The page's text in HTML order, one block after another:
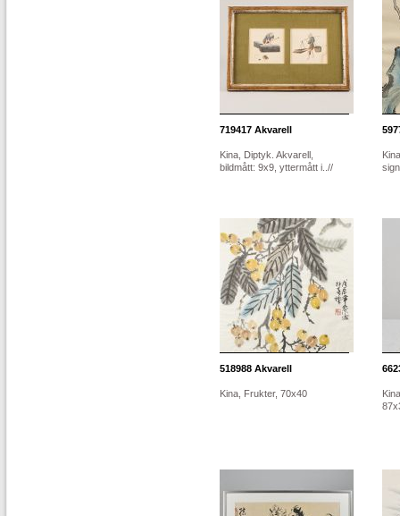
719417 Akvarell
Kina, Diptyk. Akvarell,
bildmått: 9x9, yttermått i..//
518988 Akvarell
Kina, Frukter, 70x40